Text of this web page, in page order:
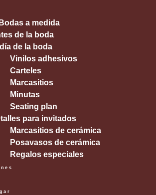
a medida
de la boda
de la boda
Vinilos adhesivos
Carteles
Marcasitios
Minutas
Seating plan
para invitados
Marcasitios de cerámica
Posavasos de cerámica
Regalos especiales